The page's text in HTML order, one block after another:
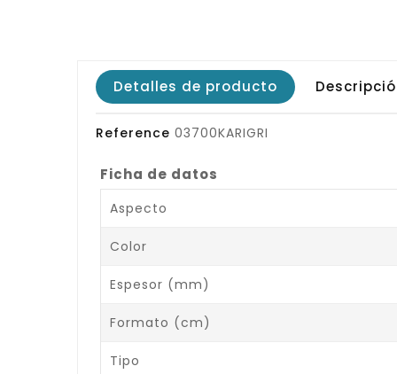
Detalles de producto
Reference 03700KARIGRI
Ficha de datos
Aspecto
Color
Espesor (mm)
Formato (cm)
Tipo